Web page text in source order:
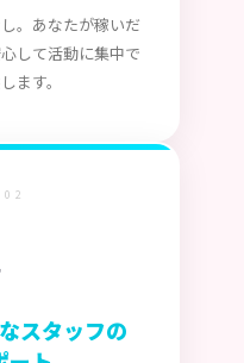
。あなたが稼いだ
して活動に集中で
ます。
スタッフの